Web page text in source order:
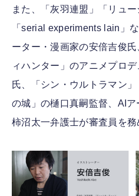
また、「灰羽連盟」「リュー
「serial experiments lain」
ーター・漫画家の安倍吉俊
ィハンター」のアニメプロ
氏、「シン・ウルトラマン
の城」の樋口真嗣監督、AI
柿沼太一弁護士が審査員を務